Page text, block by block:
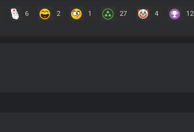
6 2 1 27 4 12